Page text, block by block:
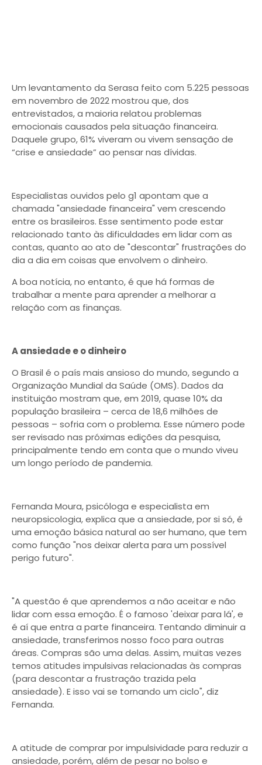
Um levantamento da Serasa feito com 5.225 pessoas
em novembro de 2022 mostrou que, dos
entrevistados, a maioria relatou problemas
emocionais causados pela situação financeira.
Daquele grupo, 61% viveram ou vivem sensação de
“crise e ansiedade” ao pensar nas dívidas.
Especialistas ouvidos pelo g1 apontam que a
chamada "ansiedade financeira" vem crescendo
entre os brasileiros. Esse sentimento pode estar
relacionado tanto às dificuldades em lidar com as
contas, quanto ao ato de "descontar" frustrações do
dia a dia em coisas que envolvem o dinheiro.
A boa notícia, no entanto, é que há formas de
trabalhar a mente para aprender a melhorar a
relação com as finanças.
A ansiedade e o dinheiro
O Brasil é o país mais ansioso do mundo, segundo a
Organização Mundial da Saúde (OMS). Dados da
instituição mostram que, em 2019, quase 10% da
população brasileira – cerca de 18,6 milhões de
pessoas – sofria com o problema. Esse número pode
ser revisado nas próximas edições da pesquisa,
principalmente tendo em conta que o mundo viveu
um longo período de pandemia.
Fernanda Moura, psicóloga e especialista em
neuropsicologia, explica que a ansiedade, por si só, é
uma emoção básica natural ao ser humano, que tem
como função "nos deixar alerta para um possível
perigo futuro".
"A questão é que aprendemos a não aceitar e não
lidar com essa emoção. É o famoso 'deixar para lá', e
é aí que entra a parte financeira. Tentando diminuir a
ansiedade, transferimos nosso foco para outras
áreas. Compras são uma delas. Assim, muitas vezes
temos atitudes impulsivas relacionadas às compras
(para descontar a frustração trazida pela
ansiedade). E isso vai se tornando um ciclo", diz
Fernanda.
A atitude de comprar por impulsividade para reduzir a
ansiedade, porém, além de pesar no bolso e